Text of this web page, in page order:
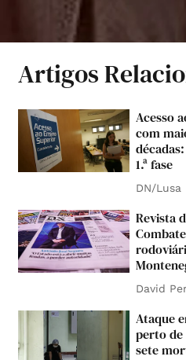
Artigos
Acesso
com
1.ª fase
DN/Lusa
Revista
David
Ataque
perto de
sete